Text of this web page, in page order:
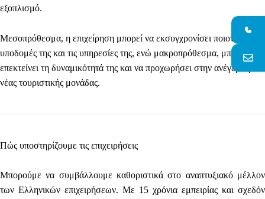
εξοπλισμό.
Μεσοπρόθεσμα, η επιχείρηση μπορεί να εκσυγχρονίσει ποιοτικά τις
υποδομές της και τις υπηρεσίες της, ενώ μακροπρόθεσμα, μπορεί να
επεκτείνει τη δυναμικότητά της και να προχωρήσει στην ανέγερση
νέας τουριστικής μονάδας.
Πώς υποστηρίζουμε τις επιχειρήσεις
Μπορούμε να συμβάλλουμε καθοριστικά στο αναπτυξιακό μέλλον
των Ελληνικών επιχειρήσεων. Με 15 χρόνια εμπειρίας και σχεδόν